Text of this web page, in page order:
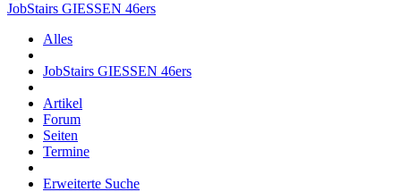
JobStairs GIESSEN 46ers
Alles
JobStairs GIESSEN 46ers
Artikel
Forum
Seiten
Termine
Erweiterte Suche